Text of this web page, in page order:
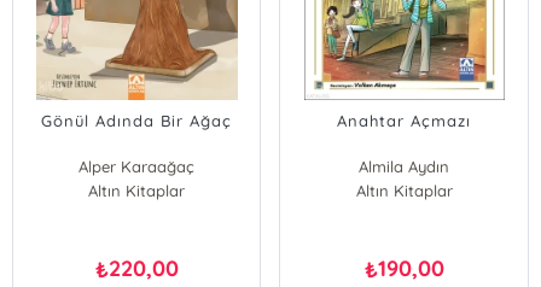
Gönül Adında Bir Ağaç
Alper Karaağaç
Altın Kitaplar
₺220,00
Anahtar Açmazı
Almila Aydın
Altın Kitaplar
₺190,00